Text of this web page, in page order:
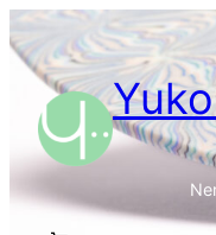
Aller
au
contenu